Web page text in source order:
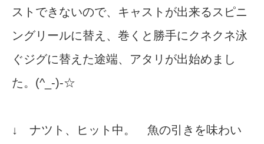
ストできないので、キャストが出来るスピニ
ングリールに替え、巻くと勝手にクネクネ泳
ぐジグに替えた途端、アタリが出始めまし
た。(^_-)-☆
↓ ナツト、ヒット中。 魚の引きを味わい